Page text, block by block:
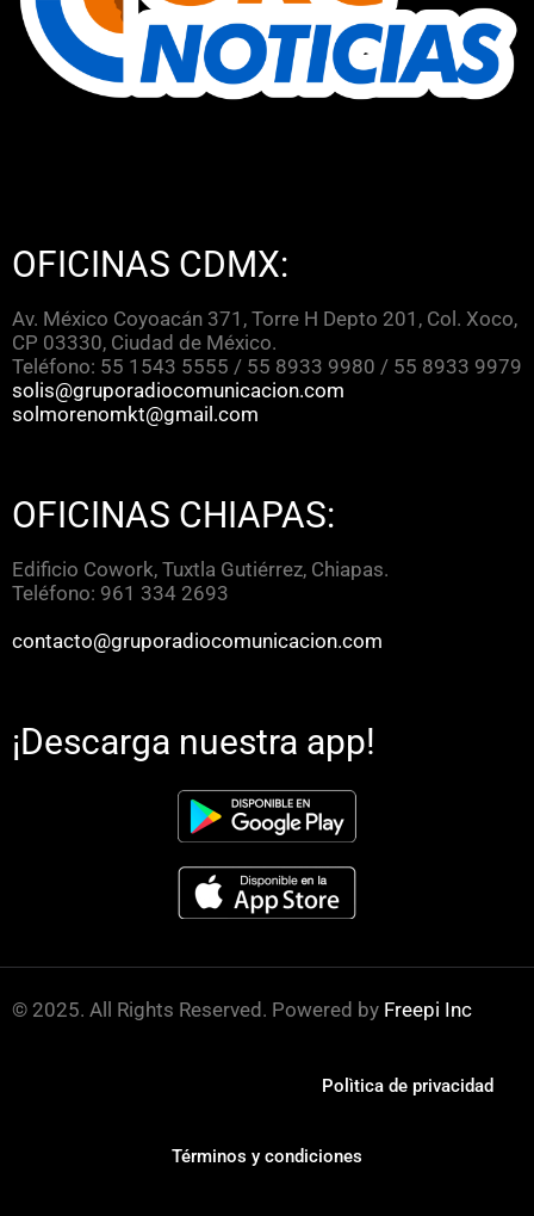
OFICINAS CDMX:
Av. México Coyoacán 371, Torre H Depto 201, Col. Xoco,
CP 03330, Ciudad de México.
Teléfono: 55 1543 5555 / 55 8933 9980 / 55 8933 9979
solis@gruporadiocomunicacion.com
solmorenomkt@gmail.com
OFICINAS CHIAPAS:
Edificio Cowork, Tuxtla Gutiérrez, Chiapas.
Teléfono: 961 334 2693
contacto@gruporadiocomunicacion.com
¡Descarga nuestra app!
© 2025. All Rights Reserved. Powered by Freepi Inc
Polìtica de privacidad
Términos y condiciones